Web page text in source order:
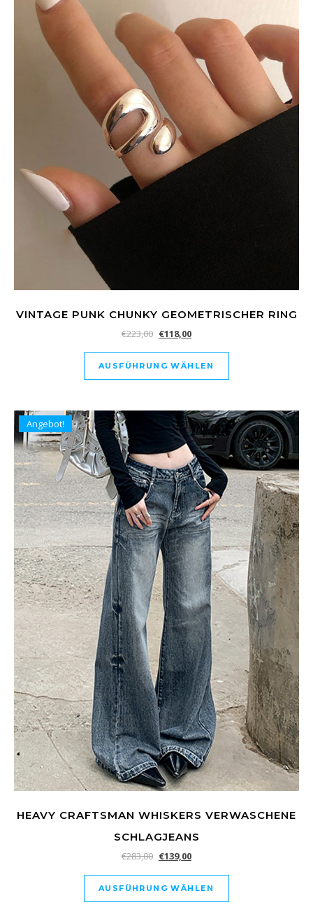
VINTAGE PUNK CHUNKY GEOMETRISCHER RING
€223,00 €118,00
AUSFÜHRUNG WÄHLEN
Angebot!
HEAVY CRAFTSMAN WHISKERS VERWASCHENE
SCHLAGJEANS
€283,00 €139,00
AUSFÜHRUNG WÄHLEN